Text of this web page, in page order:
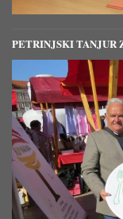
PETRINJSKI TANJUR